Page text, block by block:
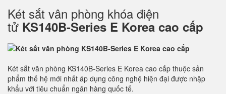
Két sắt vân phòng khóa điện
tử KS140B-Series E Korea cao cấp
Két sắt văn phòng KS140B-Series E Korea cao cấp thuộc sản
phẩm thế hệ mới nhất áp dụng công nghệ hiện đại được nhập
khẩu với tiêu chuẩn ngân hàng quốc tế.